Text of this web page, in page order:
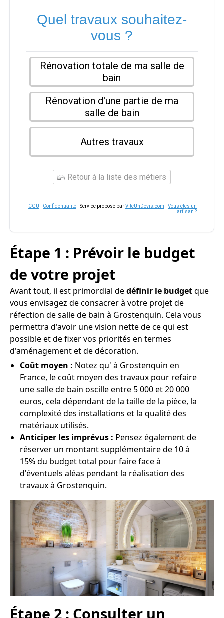
Quel travaux souhaitez-
vous ?
Rénovation totale de ma salle de
bain
Rénovation d'une partie de ma
salle de bain
Autres travaux
Retour à la liste des métiers
CGU - Confidentialité- Service proposé parViteUnDevis.com -Vous êtes un
artisan ?
Étape 1 : Prévoir le budget
de votre projet
Avant tout, il est primordial dedéfinir le budgetque
vous envisagez de consacrer à votre projet de
réfection de salle de bain à Grostenquin. Cela vous
permettra d'avoir une vision nette de ce qui est
possible et de fixer vos priorités en termes
d'aménagement et de décoration.
Coût moyen : Notez qu' à Grostenquin en
France, le coût moyen des travaux pour refaire
une salle de bain oscille entre 5 000 et 20 000
euros, cela dépendant de la taille de la pièce, la
complexité des installations et la qualité des
matériaux utilisés.
Anticiper les imprévus : Pensez également de
réserver un montant supplémentaire de 10 à
15% du budget total pour faire face à
d'éventuels aléas pendant la réalisation des
travaux à Grostenquin.
Étape 2 : Consulter un